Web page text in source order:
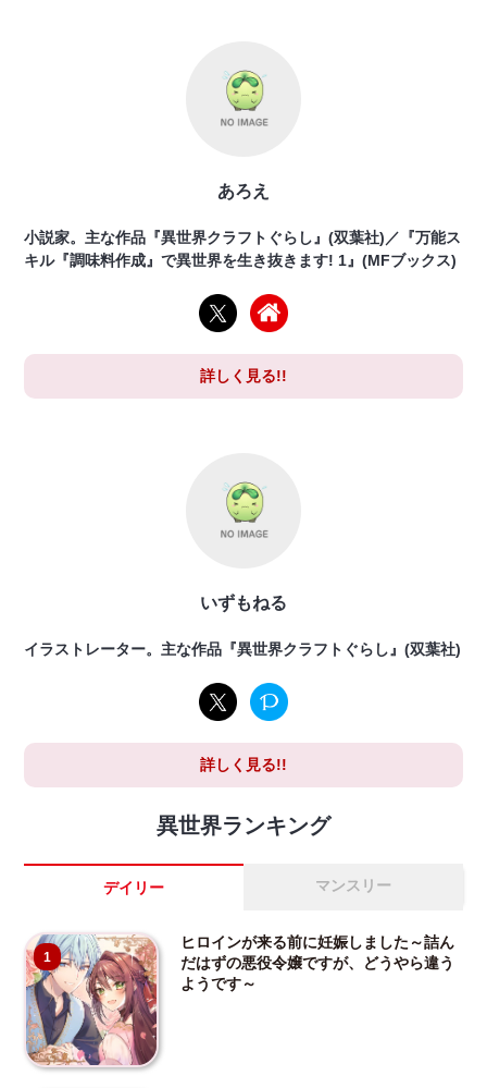
あろえ
小説家。主な作品『異世界クラフトぐらし』(双葉社)／『万能ス
キル『調味料作成』で異世界を生き抜きます! 1』(MFブックス)
詳しく見る!!
いずもねる
イラストレーター。主な作品『異世界クラフトぐらし』(双葉社)
詳しく見る!!
異世界ランキング
デイリー マンスリー
1
ヒロインが来る前に妊娠しました～詰ん
だはずの悪役令嬢ですが、どうやら違う
ようです～